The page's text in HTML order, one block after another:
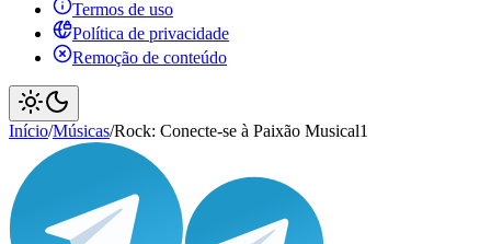
Termos de uso
Política de privacidade
Remoção de conteúdo
Início/Músicas/Rock: Conecte-se à Paixão Musical1